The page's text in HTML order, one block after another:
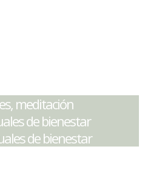
meditación
de bienestar
de bienestar